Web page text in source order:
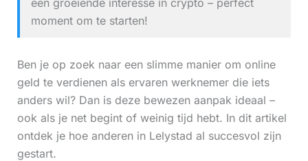
een groeiende interesse in crypto – perfect
moment om te starten!
Ben je op zoek naar een slimme manier om online
geld te verdienen als ervaren werknemer die iets
anders wil? Dan is deze bewezen aanpak ideaal –
ook als je net begint of weinig tijd hebt. In dit artikel
ontdek je hoe anderen in Lelystad al succesvol zijn
gestart.